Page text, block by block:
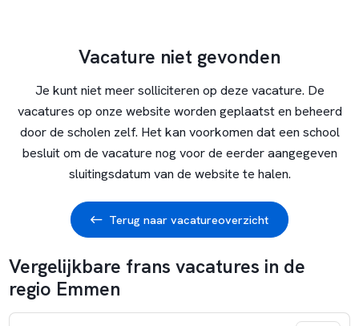
Vacature niet gevonden
Je kunt niet meer solliciteren op deze vacature. De
vacatures op onze website worden geplaatst en beheerd
door de scholen zelf. Het kan voorkomen dat een school
besluit om de vacature nog voor de eerder aangegeven
sluitingsdatum van de website te halen.
Terug naar vacatureoverzicht
Vergelijkbare frans vacatures in de
regio Emmen